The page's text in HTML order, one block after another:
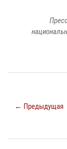
← Предыдущая